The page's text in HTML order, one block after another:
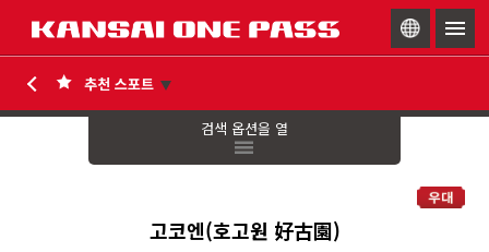
검색 옵션을 열
고코엔(호고원 好古園)